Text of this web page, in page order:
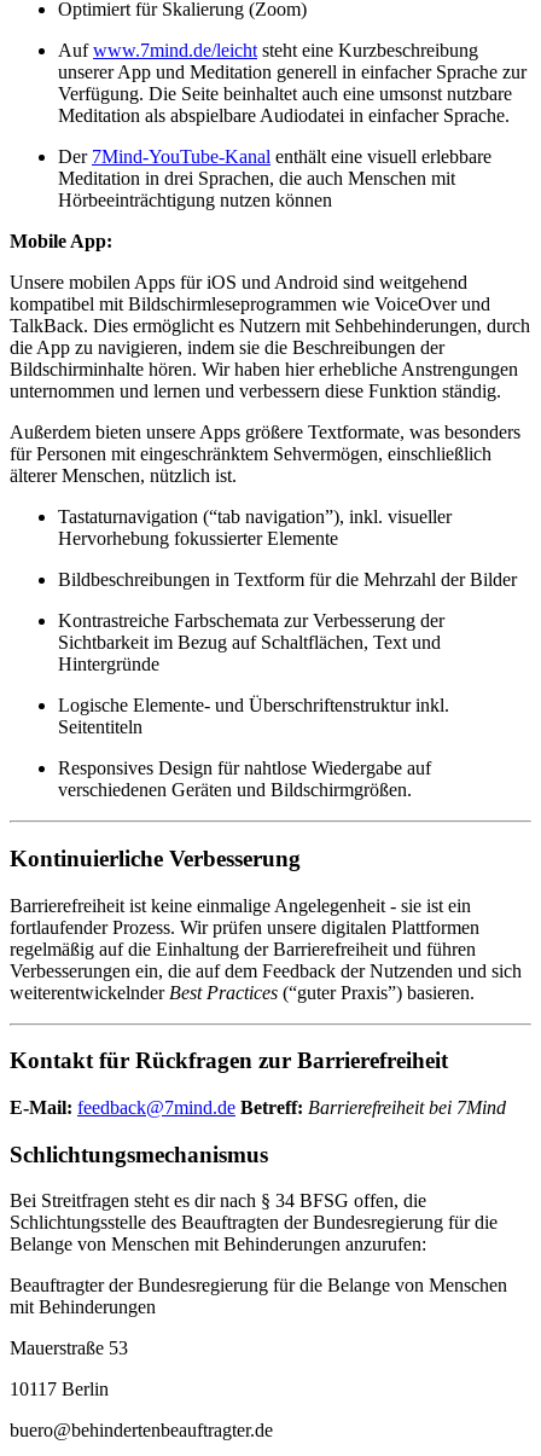
Optimiert für Skalierung (Zoom)
Aufwww.7mind.de/leicht steht eine Kurzbeschreibung
unserer App und Meditation generell in einfacher Sprache zur
Verfügung. Die Seite beinhaltet auch eine umsonst nutzbare
Meditation als abspielbare Audiodatei in einfacher Sprache.
Der 7Mind-YouTube-Kanal enthält eine visuell erlebbare
Meditation in drei Sprachen, die auch Menschen mit
Hörbeeinträchtigung nutzen können
Mobile App:
Unsere mobilen Apps für iOS und Android sind weitgehend
kompatibel mit Bildschirmleseprogrammen wie VoiceOver und
TalkBack. Dies ermöglicht es Nutzern mit Sehbehinderungen, durch
die App zu navigieren, indem sie die Beschreibungen der
Bildschirminhalte hören. Wir haben hier erhebliche Anstrengungen
unternommen und lernen und verbessern diese Funktion ständig.
Außerdem bieten unsere Apps größere Textformate, was besonders
für Personen mit eingeschränktem Sehvermögen, einschließlich
älterer Menschen, nützlich ist.
Tastaturnavigation (“tab navigation”), inkl. visueller
Hervorhebung fokussierter Elemente
Bildbeschreibungen in Textform für die Mehrzahl der Bilder
Kontrastreiche Farbschemata zur Verbesserung der
Sichtbarkeit im Bezug auf Schaltflächen, Text und
Hintergründe
Logische Elemente- und Überschriftenstruktur inkl.
Seitentiteln
Responsives Design für nahtlose Wiedergabe auf
verschiedenen Geräten und Bildschirmgrößen.
Kontinuierliche Verbesserung
Barrierefreiheit ist keine einmalige Angelegenheit - sie ist ein
fortlaufender Prozess. Wir prüfen unsere digitalen Plattformen
regelmäßig auf die Einhaltung der Barrierefreiheit und führen
Verbesserungen ein, die auf dem Feedback der Nutzenden und sich
weiterentwickelnder Best Practices (“guter Praxis”) basieren.
Kontakt für Rückfragen zur Barrierefreiheit
E-Mail: feedback@7mind.de Betreff: Barrierefreiheit bei 7Mind
Schlichtungsmechanismus
Bei Streitfragen steht es dir nach § 34 BFSG offen, die
Schlichtungsstelle des Beauftragten der Bundesregierung für die
Belange von Menschen mit Behinderungen anzurufen:
Beauftragter der Bundesregierung für die Belange von Menschen
mit Behinderungen
Mauerstraße 53
10117 Berlin
buero@behindertenbeauftragter.de